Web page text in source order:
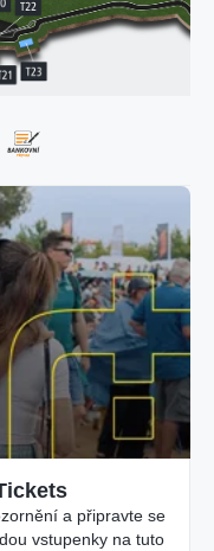
a připravte se
vstupenky na tuto